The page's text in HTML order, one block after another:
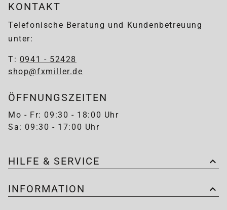
KONTAKT
Telefonische Beratung und Kundenbetreuung
unter:
T: 0941 - 52428
shop@fxmiller.de
ÖFFNUNGSZEITEN
Mo - Fr: 09:30 - 18:00 Uhr
Sa: 09:30 - 17:00 Uhr
HILFE & SERVICE
INFORMATION